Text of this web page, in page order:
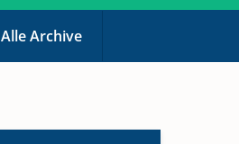
Alle Archive